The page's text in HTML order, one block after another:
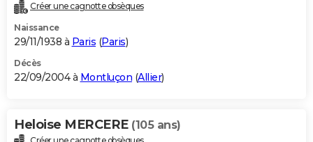
Créer une cagnotte obsèques
Naissance
29/11/1938 à Paris (Paris)
Décès
22/09/2004 à Montluçon (Allier)
Heloise MERCERE (105 ans)